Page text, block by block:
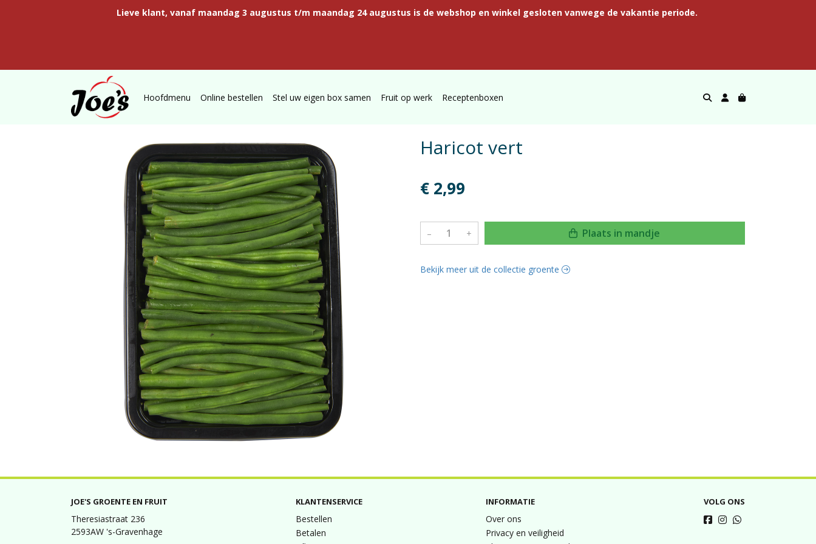
Lieve klant, vanaf maandag 3 augustus t/m maandag 24 augustus is de webshop en winkel gesloten vanwege de vakantie periode.
Hoofdmenu Online bestellen Stel uw eigen box samen Fruit op werk Receptenboxen
Haricot vert
€ 2,99
– + Plaats in mandje
Bekijk meer uit de collectie groente
JOE'S GROENTE EN FRUIT
Theresiastraat 236
2593AW 's-Gravenhage
KLANTENSERVICE
Bestellen
Betalen
INFORMATIE
Over ons
Privacy en veiligheid
VOLG ONS